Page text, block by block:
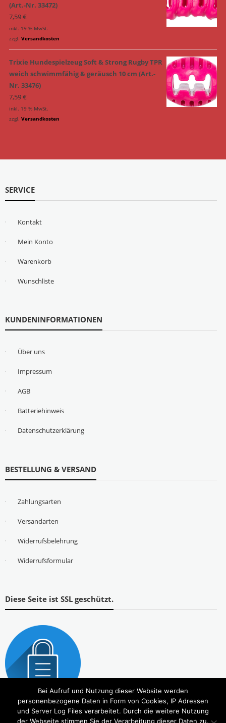
(Art.-Nr. 33472)
7,59€
inkl. 19 % MwSt.
zzgl. Versandkosten
Trixie Hundespielzeug Soft & Strong Rugby TPR
weich schwimmfähig & geräusch 10 cm (Art.-
Nr. 33476)
7,59€
inkl. 19 % MwSt.
zzgl. Versandkosten
SERVICE
Kontakt
Mein Konto
Warenkorb
Wunschliste
KUNDENINFORMATIONEN
Über uns
Impressum
AGB
Batteriehinweis
Datenschutzerklärung
BESTELLUNG & VERSAND
Zahlungsarten
Versandarten
Widerrufsbelehrung
Widerrufsformular
Diese Seite ist SSL geschützt.
Bei Aufruf und Nutzung dieser Website werden
personenbezogene Daten in Form von Cookies, IP Adressen
und Server Log Files verarbeitet. Durch die weitere Nutzung
der Webseite stimmen Sie der Verarbeitung dieser Daten zu.